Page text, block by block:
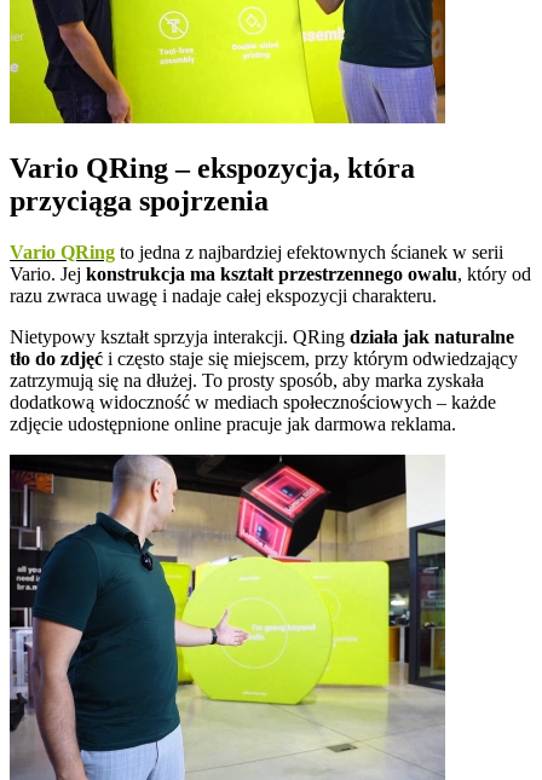
Vario QRing – ekspozycja, która
przyciąga spojrzenia
Vario QRing to jedna z najbardziej efektownych ścianek w serii
Vario. Jej konstrukcja ma kształt przestrzennego owalu, który od
razu zwraca uwagę i nadaje całej ekspozycji charakteru.
Nietypowy kształt sprzyja interakcji. QRing działa jak naturalne
tło do zdjęć i często staje się miejscem, przy którym odwiedzający
zatrzymują się na dłużej. To prosty sposób, aby marka zyskała
dodatkową widoczność w mediach społecznościowych – każde
zdjęcie udostępnione online pracuje jak darmowa reklama.